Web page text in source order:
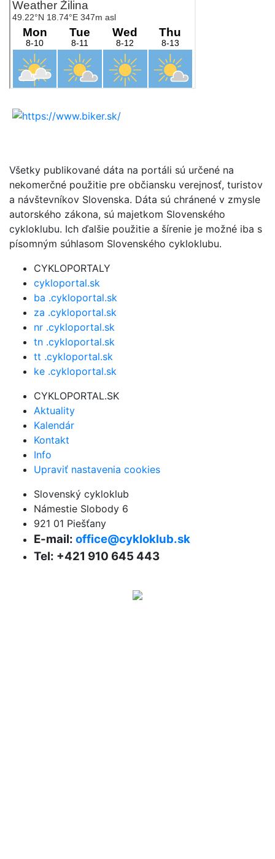
Všetky publikované dáta na portáli sú určené na
nekomerčné použitie pre občiansku verejnosť, turistov
a návštevníkov Slovenska. Dáta sú chránené v zmysle
autorského zákona, sú majetkom Slovenského
cykloklubu. Ich ďalšie použitie a šírenie je možné iba s
písomným súhlasom Slovenského cykloklubu.
CYKLOPORTALY
cykloportal.sk
ba .cykloportal.sk
za .cykloportal.sk
nr .cykloportal.sk
tn .cykloportal.sk
tt .cykloportal.sk
ke .cykloportal.sk
CYKLOPORTAL.SK
Aktuality
Kalendár
Kontakt
Info
Upraviť nastavenia cookies
Slovenský cykloklub
Námestie Slobody 6
921 01 Piešťany
E-mail: office@cykloklub.sk
Tel: +421 910 645 443